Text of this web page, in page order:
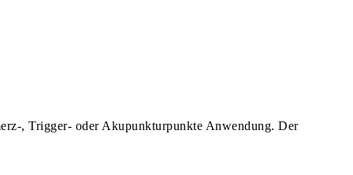
, Trigger- oder Akupunkturpunkte Anwendung. Der